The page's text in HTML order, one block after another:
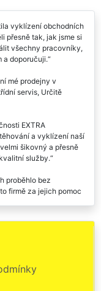
vyklízení obchodních
přesně tak, jak jsme si
všechny pracovníky,
a doporučuji.
mé prodejny v
servis, Určitě
EXTRA
a vyklízení naší
šikovný a přesně
služby.
proběhlo bez
firmě za jejich pomoc
prodejny v
spoustu,
SLUŽBY. Jejich